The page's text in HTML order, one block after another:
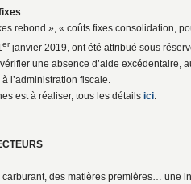
rebond », « coûts fixes consolidation,
er janvier 2019, ont été attribué sous
une absence d’aide excédentaire,
l’administration fiscale.
est à réaliser, tous les détails ici.
carburant, des matières premières… une